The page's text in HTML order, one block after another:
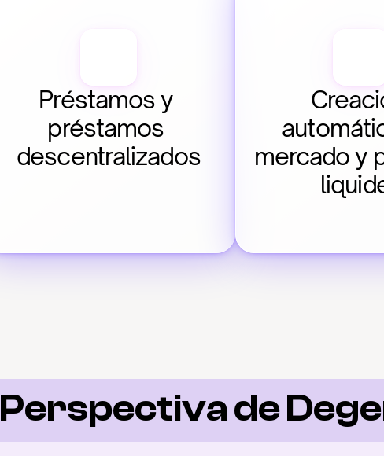
Préstamos y
préstamos
descentralizados
mercado y
Perspectiva de